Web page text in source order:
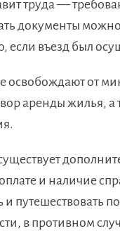
труда —
документы
если въезд был
освобождают от
аренды жилья,
и наличие
и путешествовать
в противном